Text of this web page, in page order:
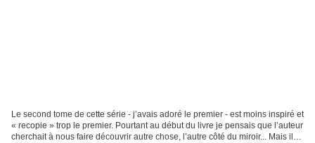
Le second tome de cette série - j’avais adoré le premier - est moins inspiré et
« recopie » trop le premier. Pourtant au début du livre je pensais que l’auteur
cherchait à nous faire découvrir autre chose, l’autre côté du miroir... Mais il